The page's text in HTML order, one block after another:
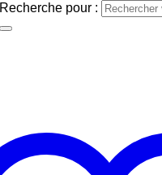
Recherche pour :